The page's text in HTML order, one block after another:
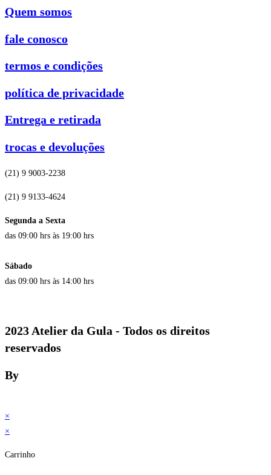
Quem somos
fale conosco
termos e condições
política de privacidade
Entrega e retirada
trocas e devoluções
(21) 9 9003-2238
(21) 9 9133-4624
Segunda a Sexta
das 09:00 hrs às 19:00 hrs
Sábado
das 09:00 hrs às 14:00 hrs
2023 Atelier da Gula - Todos os direitos
reservados
By
×
×
Carrinho